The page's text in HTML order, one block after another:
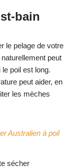
bain
le pelage de votre
peut
poil est long.
peut aider, en
les mèches
Australien à poil
sécher